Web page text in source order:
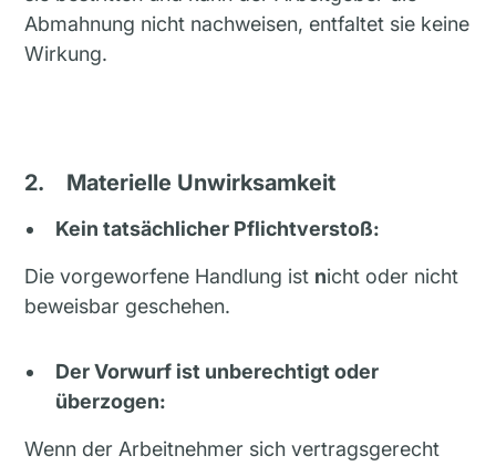
Abmahnung nicht nachweisen, entfaltet sie keine
Wirkung.
2. Materielle Unwirksamkeit
Kein tatsächlicher Pflichtverstoß:
Die vorgeworfene Handlung ist nicht oder nicht
beweisbar geschehen.
Der Vorwurf ist unberechtigt oder
überzogen:
Wenn der Arbeitnehmer sich vertragsgerecht